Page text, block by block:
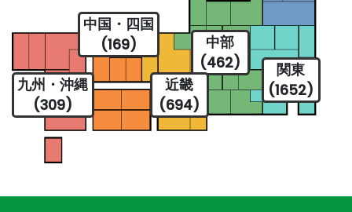
関東
(1652)
中部
(462)
近畿
(694)
中国・四国
(169)
九州・沖縄
(309)